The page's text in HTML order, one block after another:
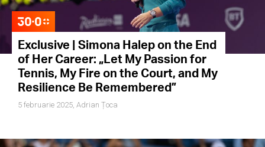
Exclusive | Simona Halep on the End
of Her Career: „Let My Passion for
Tennis, My Fire on the Court, and My
Resilience Be Remembered”
5 februarie 2025, Adrian Țoca